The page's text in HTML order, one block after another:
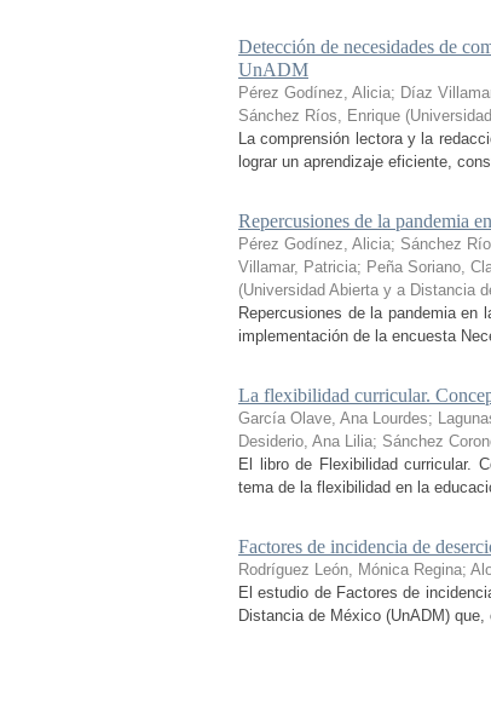
Detección de necesidades de
UnADM
Pérez Godínez, Alicia; Díaz
Sánchez Ríos, Enrique (
La comprensión lectora y la
lograr un aprendizaje eficiente,
Repercusiones de la pandemia
Pérez Godínez, Alicia; Sánchez
Villamar, Patricia; Peña Soriano,
(Universidad Abierta y a Distancia
Repercusiones de la pandemia
implementación de la encuesta
La flexibilidad curricular.
García Olave, Ana Lourdes;
Desiderio, Ana Lilia; Sánchez
El libro de Flexibilidad curricular.
tema de la flexibilidad en la
Factores de incidencia de
Rodríguez León, Mónica Regina;
El estudio de Factores de
Distancia de México (UnADM)